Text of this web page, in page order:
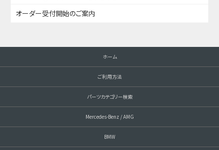
オーダー受付開始のご案内
ホーム
ご利用方法
パーツカテゴリー検索
Mercedes-Benz / AMG
BMW